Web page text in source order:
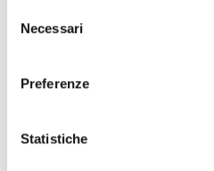
delNecessari
Preferenze
Statistiche
Richiedi
informazioni
CONTATTACI